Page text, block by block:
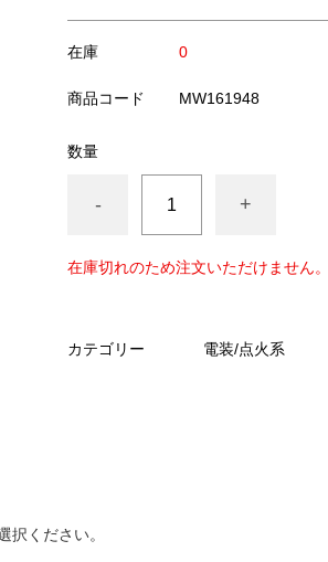
在庫 0
商品コード MW161948
数量
- +
在庫切れのため注文いただけません。
カテゴリー 電装/点火系
選択ください。